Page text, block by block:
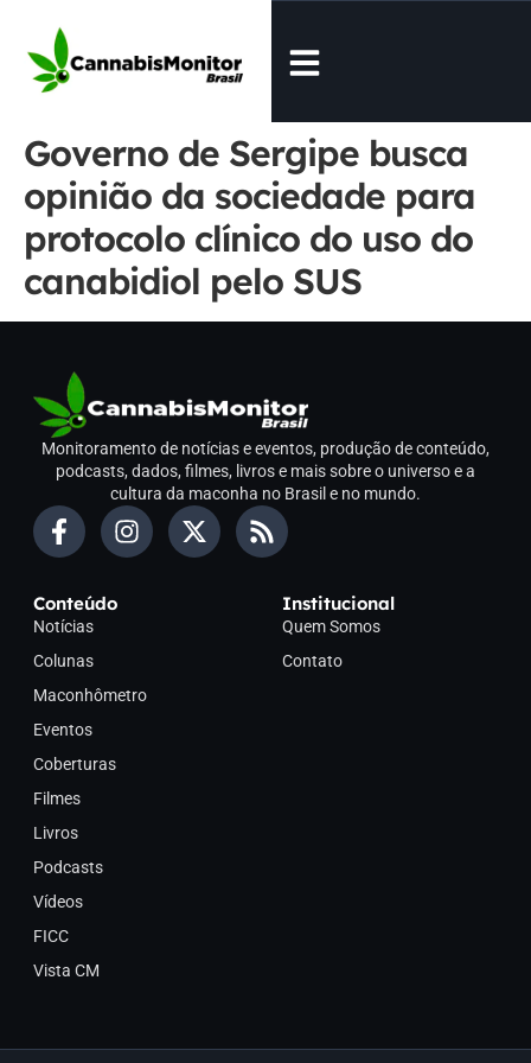
Governo de Sergipe busca
opinião da sociedade para
protocolo clínico do uso do
canabidiol pelo SUS
Monitoramento de notícias e eventos, produção de conteúdo,
podcasts, dados, filmes, livros e mais sobre o universo e a
cultura da maconha no Brasil e no mundo.
Conteúdo
Notícias
Colunas
Maconhômetro
Eventos
Coberturas
Filmes
Livros
Podcasts
Vídeos
FICC
Vista CM
Institucional
Quem Somos
Contato